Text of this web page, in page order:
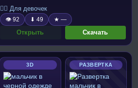
🧍‍♀️ Для девочек
👁 92 ⬇ 49 ★ —
Открыть Скачать
3D РАЗВЕРТКА